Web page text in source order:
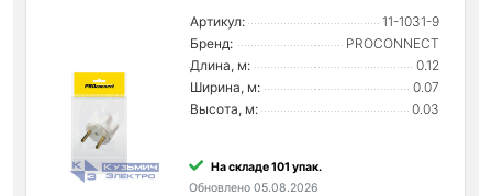
Артикул:
11-1031-9
Бренд:
PROCONNECT
Длина, м:
0.12
Ширина, м:
0.07
Высота, м:
0.03
На складе 101 упак.
Обновлено 05.08.2026